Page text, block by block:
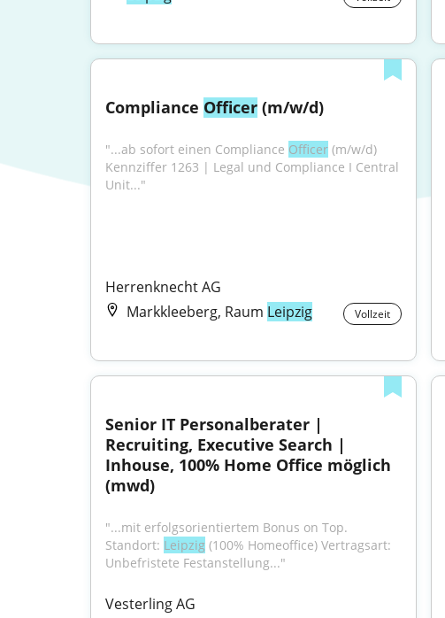
Compliance Officer (m/w/d)
"...ab sofort einen Compliance Officer (m/w/d)
Kennziffer 1263 | Legal und Compliance I Central
Unit..."
Herrenknecht AG
Markkleeberg, Raum Leipzig Vollzeit
Senior IT Personalberater |
Recruiting, Executive Search |
Inhouse, 100% Home Office möglich
(mwd)
"...mit erfolgsorientiertem Bonus on Top.
Standort: Leipzig (100% Homeoffice) Vertragsart:
Unbefristete Festanstellung..."
Vesterling AG